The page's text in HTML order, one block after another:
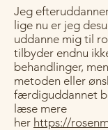
Jeg
lige nu er jeg
uddanne mig til
tilbyder endnu
behandlinger,
metoden eller
færdiguddannet
læse mere
her https://